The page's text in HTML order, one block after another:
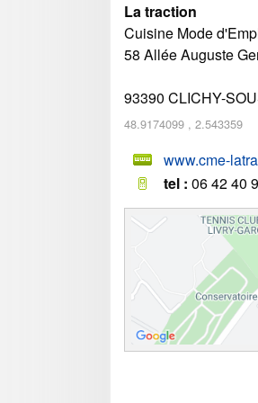
La traction
Cuisine Mode
58 Allée Auguste
93390 CLICHY-
48.9174099 , 2.543359
www.cme-
tel : 06 42 40